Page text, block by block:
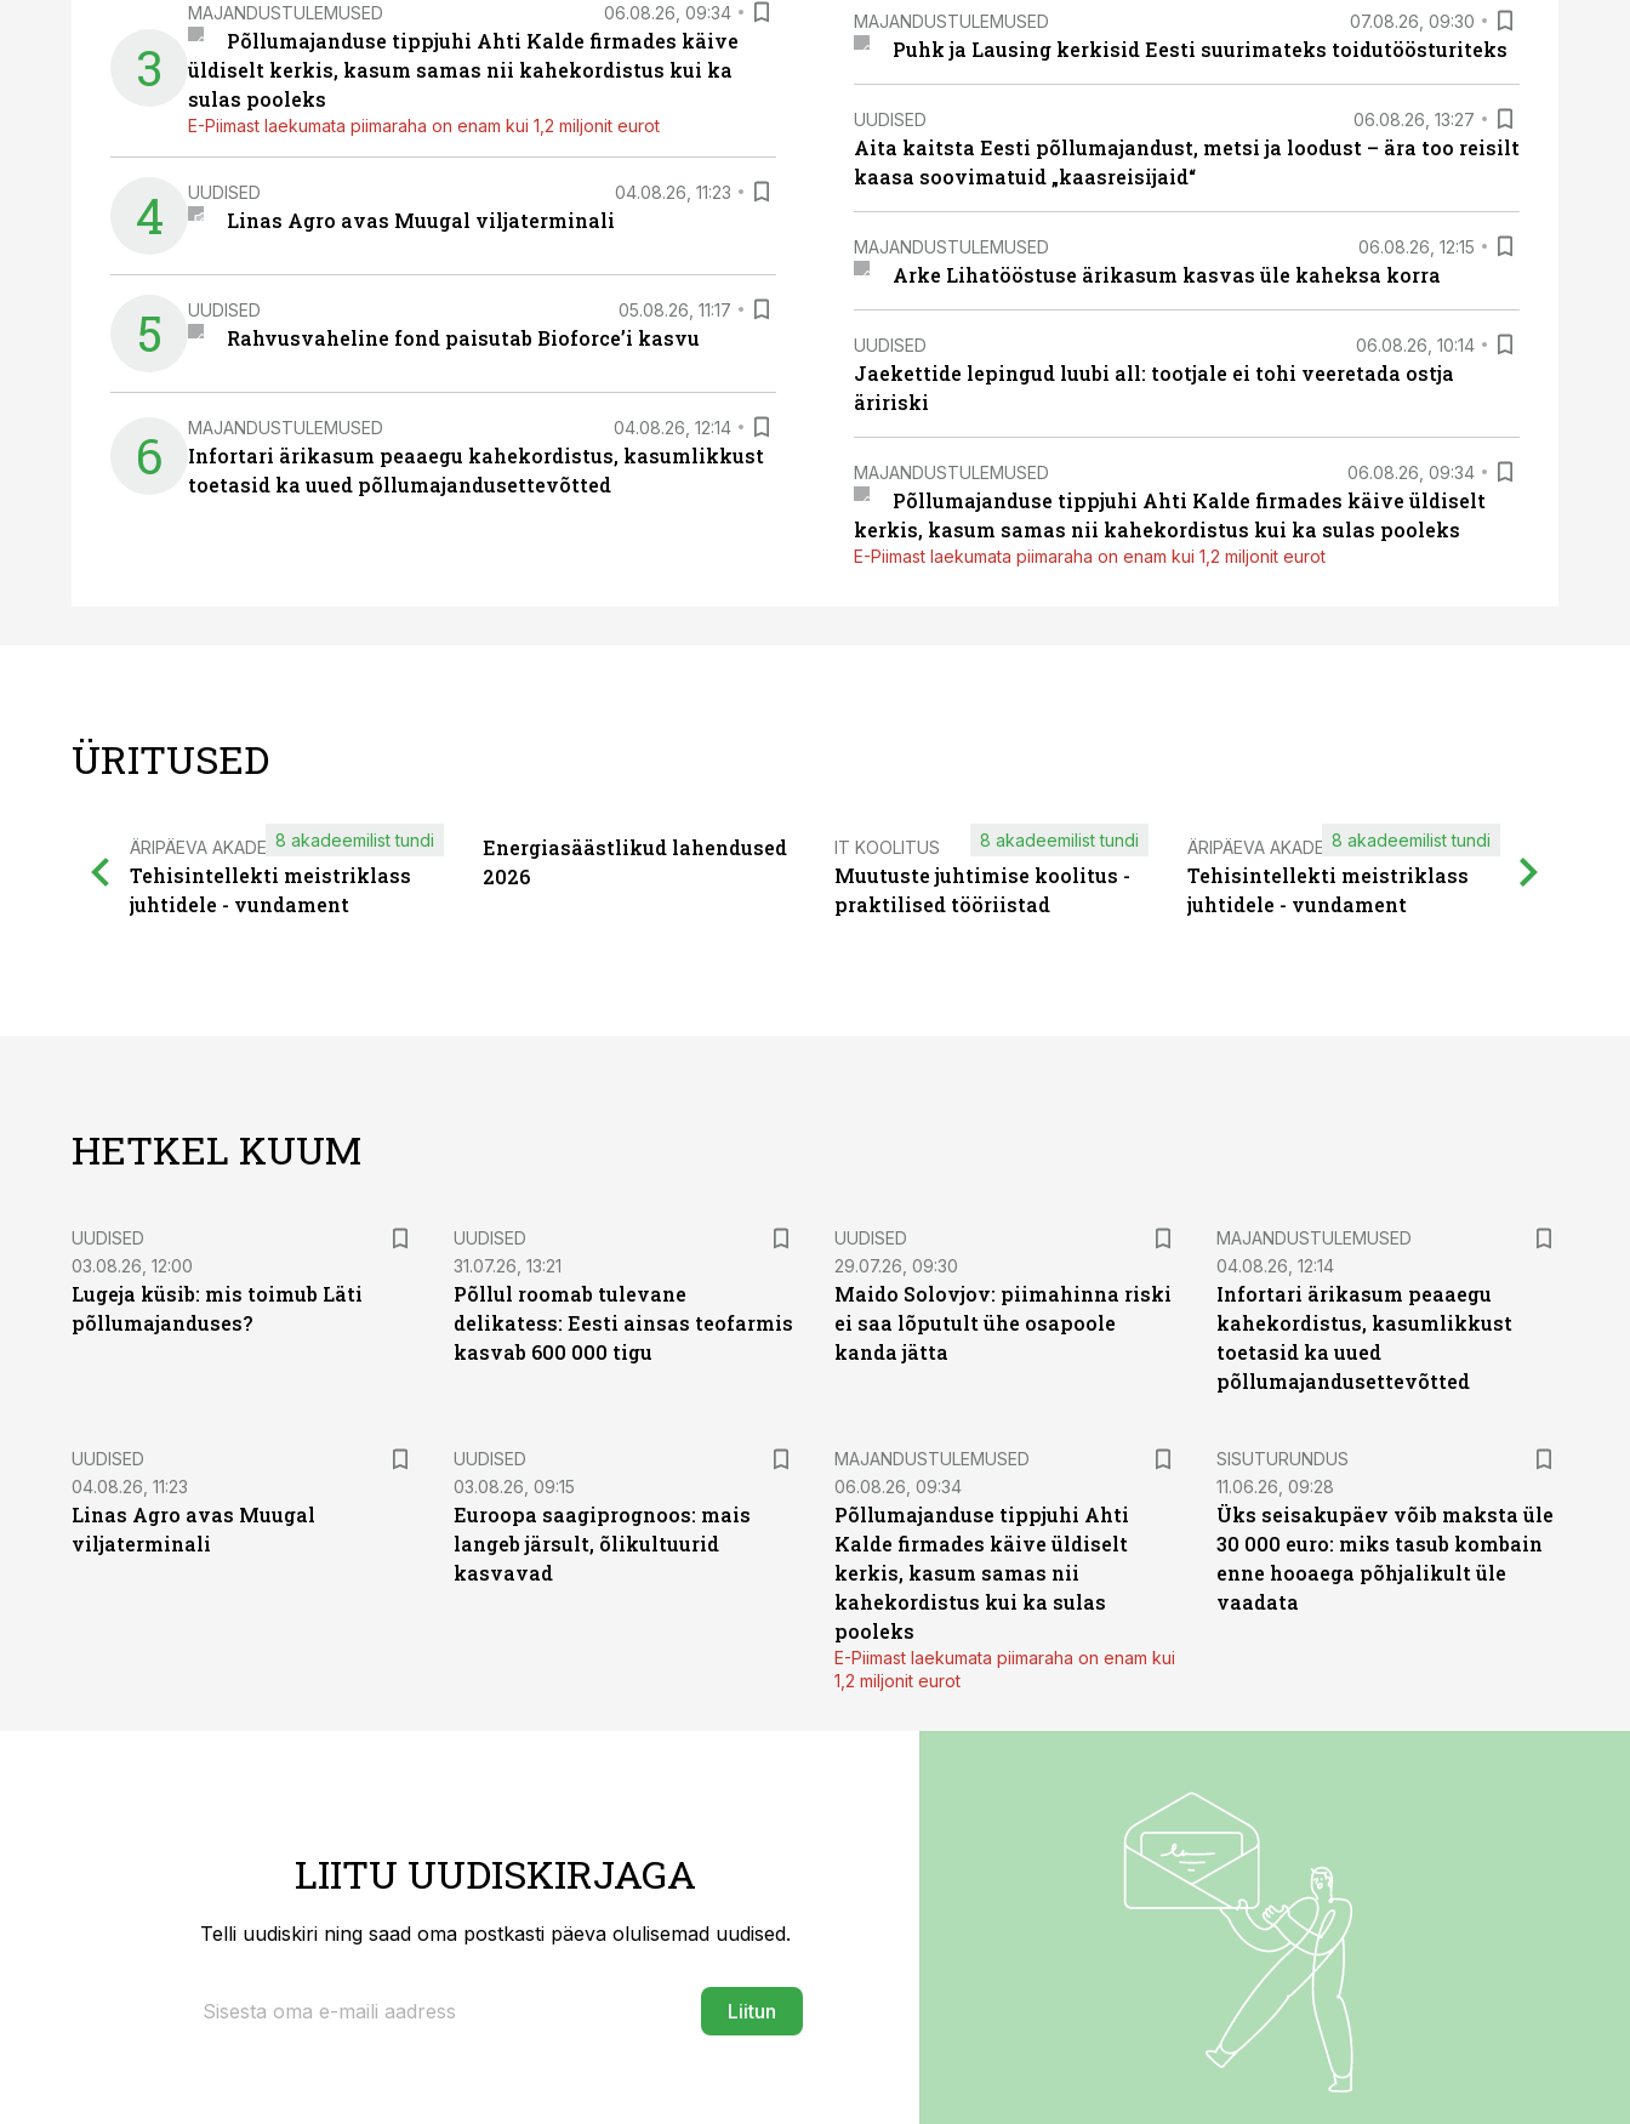
3
MAJANDUSTULEMUSED 06.08.26, 09:34
Põllumajanduse tippjuhi Ahti Kalde firmades käive
üldiselt kerkis, kasum samas nii kahekordistus kui ka
sulas pooleks
E-Piimast laekumata piimaraha on enam kui 1,2 miljonit eurot
4 UUDISED 04.08.26, 11:23
Linas Agro avas Muugal viljaterminali
5 UUDISED 05.08.26, 11:17
Rahvusvaheline fond paisutab Bioforce’i kasvu
6 MAJANDUSTULEMUSED 04.08.26, 12:14
Infortari ärikasum peaaegu kahekordistus, kasumlikkust
toetasid ka uued põllumajandusettevõtted
MAJANDUSTULEMUSED 07.08.26, 09:30
Puhk ja Lausing kerkisid Eesti suurimateks toidutöösturiteks
UUDISED 06.08.26, 13:27
Aita kaitsta Eesti põllumajandust, metsi ja loodust – ära too reisilt
kaasa soovimatuid „kaasreisijaid“
MAJANDUSTULEMUSED 06.08.26, 12:15
Arke Lihatööstuse ärikasum kasvas üle kaheksa korra
UUDISED 06.08.26, 10:14
Jaekettide lepingud luubi all: tootjale ei tohi veeretada ostja
äririski
MAJANDUSTULEMUSED 06.08.26, 09:34
Põllumajanduse tippjuhi Ahti Kalde firmades käive üldiselt
kerkis, kasum samas nii kahekordistus kui ka sulas pooleks
E-Piimast laekumata piimaraha on enam kui 1,2 miljonit eurot
ÜRITUSED
ÄRIPÄEVA AKADEEMIA
Tehisintellekti meistriklass
juhtidele - vundament
8 akadeemilist tundi
Energiasäästlikud lahendused
2026
IT KOOLITUS
Muutuste juhtimise koolitus -
praktilised tööriistad
8 akadeemilist tundi ÄRIPÄEVA AKADEEMIA
Tehisintellekti meistriklass
juhtidele - vundament
8 akadeemilist tundi
HETKEL KUUM
UUDISED
03.08.26, 12:00
Lugeja küsib: mis toimub Läti
põllumajanduses?
UUDISED
31.07.26, 13:21
Põllul roomab tulevane
delikatess: Eesti ainsas teofarmis
kasvab 600 000 tigu
UUDISED
29.07.26, 09:30
Maido Solovjov: piimahinna riski
ei saa lõputult ühe osapoole
kanda jätta
MAJANDUSTULEMUSED
04.08.26, 12:14
Infortari ärikasum peaaegu
kahekordistus, kasumlikkust
toetasid ka uued
põllumajandusettevõtted
UUDISED
04.08.26, 11:23
Linas Agro avas Muugal
viljaterminali
UUDISED
03.08.26, 09:15
Euroopa saagiprognoos: mais
langeb järsult, õlikultuurid
kasvavad
MAJANDUSTULEMUSED
06.08.26, 09:34
Põllumajanduse tippjuhi Ahti
Kalde firmades käive üldiselt
kerkis, kasum samas nii
kahekordistus kui ka sulas
pooleks
E-Piimast laekumata piimaraha on enam kui
1,2 miljonit eurot
ST
SISUTURUNDUS
11.06.26, 09:28
Üks seisakupäev võib maksta üle
30 000 euro: miks tasub kombain
enne hooaega põhjalikult üle
vaadata
LIITU UUDISKIRJAGA
Telli uudiskiri ning saad oma postkasti päeva olulisemad uudised.
Liitun